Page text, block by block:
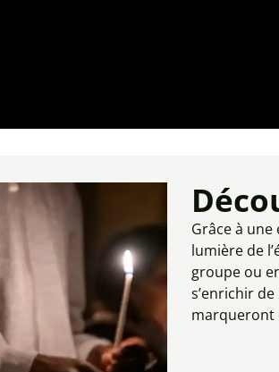
Grâce à
lumière de
groupe ou
s’enrichir
marqueront